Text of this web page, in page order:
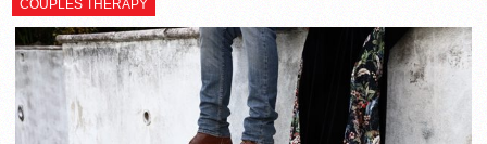
COUPLES THERAPY